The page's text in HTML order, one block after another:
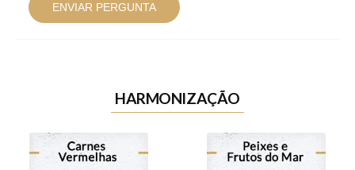
ENVIAR PERGUNTA
HARMONIZAÇÃO